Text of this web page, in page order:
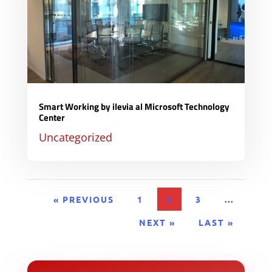
Smart Working by ilevia al Microsoft Technology
Center
Uncategorized
« PREVIOUS 1 2 3 ...
NEXT » LAST »